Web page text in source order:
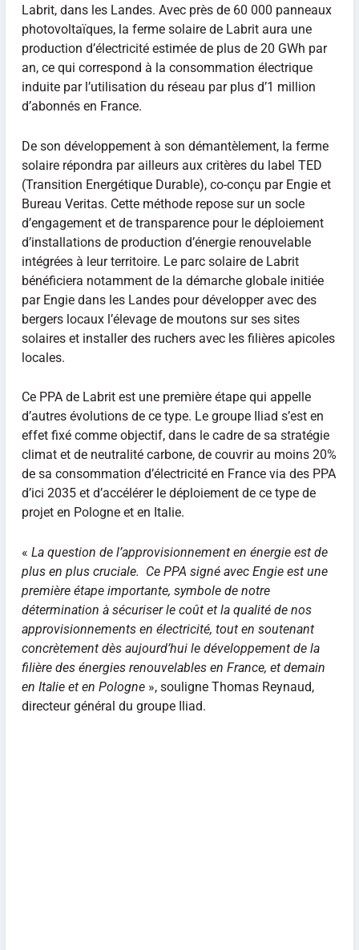
Labrit, dans les Landes. Avec près de 60 000 panneaux
photovoltaïques, la ferme solaire de Labrit aura une
production d’électricité estimée de plus de 20 GWh par
an, ce qui correspond à la consommation électrique
induite par l’utilisation du réseau par plus d’1 million
d’abonnés en France.
De son développement à son démantèlement, la ferme
solaire répondra par ailleurs aux critères du label TED
(Transition Energétique Durable), co-conçu par Engie et
Bureau Veritas. Cette méthode repose sur un socle
d’engagement et de transparence pour le déploiement
d’installations de production d’énergie renouvelable
intégrées à leur territoire. Le parc solaire de Labrit
bénéficiera notamment de la démarche globale initiée
par Engie dans les Landes pour développer avec des
bergers locaux l’élevage de moutons sur ses sites
solaires et installer des ruchers avec les filières apicoles
locales.
Ce PPA de Labrit est une première étape qui appelle
d’autres évolutions de ce type. Le groupe Iliad s’est en
effet fixé comme objectif, dans le cadre de sa stratégie
climat et de neutralité carbone, de couvrir au moins 20%
de sa consommation d’électricité en France via des PPA
d’ici 2035 et d’accélérer le déploiement de ce type de
projet en Pologne et en Italie.
« La question de l’approvisionnement en énergie est de
plus en plus cruciale. Ce PPA signé avec Engie est une
première étape importante, symbole de notre
détermination à sécuriser le coût et la qualité de nos
approvisionnements en électricité, tout en soutenant
concrètement dès aujourd’hui le développement de la
filière des énergies renouvelables en France, et demain
en Italie et en Pologne», souligne Thomas Reynaud,
directeur général du groupe Iliad.